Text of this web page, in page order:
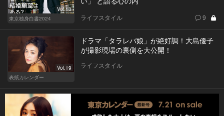
Vol.10
東京独身白書2024
ライフスタイル 9
Vol.19
表紙カレンダー
ドラマ「タラレバ娘」が絶好調！大島優子
が撮影現場の裏側を大公開！
ライフスタイル